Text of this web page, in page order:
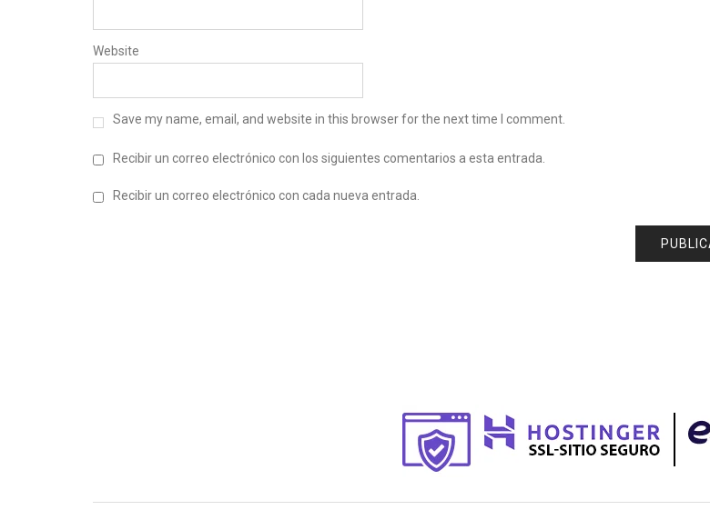
Website
Save my name, email, and website in this browser for the next time I comment.
Recibir un correo electrónico con los siguientes comentarios a esta entrada.
Recibir un correo electrónico con cada nueva entrada.